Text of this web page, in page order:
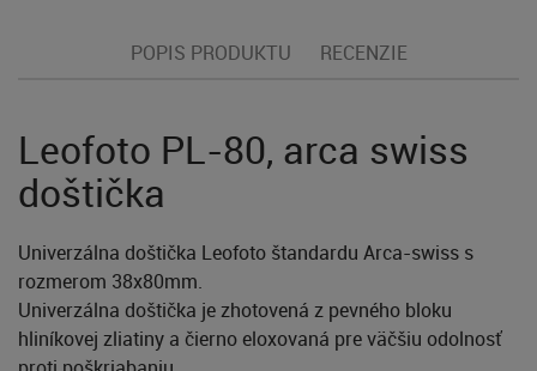
POPIS PRODUKTU RECENZIE
Leofoto PL-80, arca swiss
doštička
Univerzálna doštička Leofoto štandardu Arca-swiss s
rozmerom 38x80mm.
Univerzálna doštička je zhotovená z pevného bloku
hliníkovej zliatiny a čierno eloxovaná pre väčšiu odolnosť